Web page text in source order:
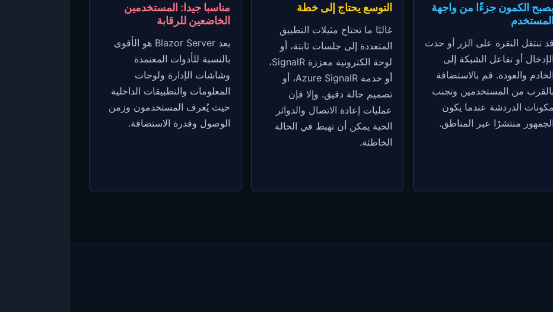
الكمون جزءًا من واجهة
المستخدم
قد تنتقل النقرة على الزر أو حدث
الإدخال أو تفاعل الشبكة إلى
الخادم والعودة. قم بالاستضافة
بالقرب من المستخدمين وتجنب
مكونات الدردشة عندما يكون
الجمهور منتشرًا عبر المناطق.
التوسع يحتاج إلى خطة
غالبًا ما تحتاج مثيلات التطبيق
المتعددة إلى جلسات ثابتة، أو
لوحة الكترونية معززة SignalR،
أو خدمة Azure SignalR، أو
تصميم حالة دقيق. وإلا فإن
عمليات إعادة الاتصال والدوائر
الحية يمكن أن تهبط في الحالة
الخاطئة.
مناسبا جيدا: المستخدمين
الخاضعين للرقابة
يعد Blazor Server هو الأقوى
بالنسبة للأدوات المعتمدة
وشاشات الإدارة ولوحات
المعلومات والتطبيقات الداخلية
حيث يُعرف المستخدمون وزمن
الوصول وقدرة الاستضافة.